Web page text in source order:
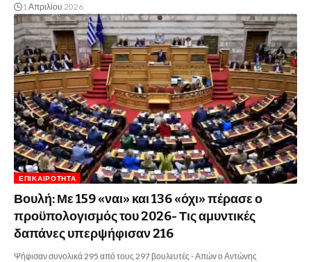
1 Απριλίου 2026
ΕΠΙΚΑΙΡΌΤΗΤΑ
Βουλή: Με 159 «ναι» και 136 «όχι» πέρασε ο
προϋπολογισμός του 2026- Τις αμυντικές
δαπάνες υπερψήφισαν 216
Ψήφισαν συνολικά 295 από τους 297 βουλευτές - Απών ο Αντώνης